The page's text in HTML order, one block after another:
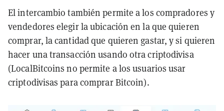
El intercambio también permite a los compradores y
vendedores elegir la ubicación en la que quieren
comprar, la cantidad que quieren gastar, y si quieren
hacer una transacción usando otra criptodivisa
(LocalBitcoins no permite a los usuarios usar
criptodivisas para comprar Bitcoin).